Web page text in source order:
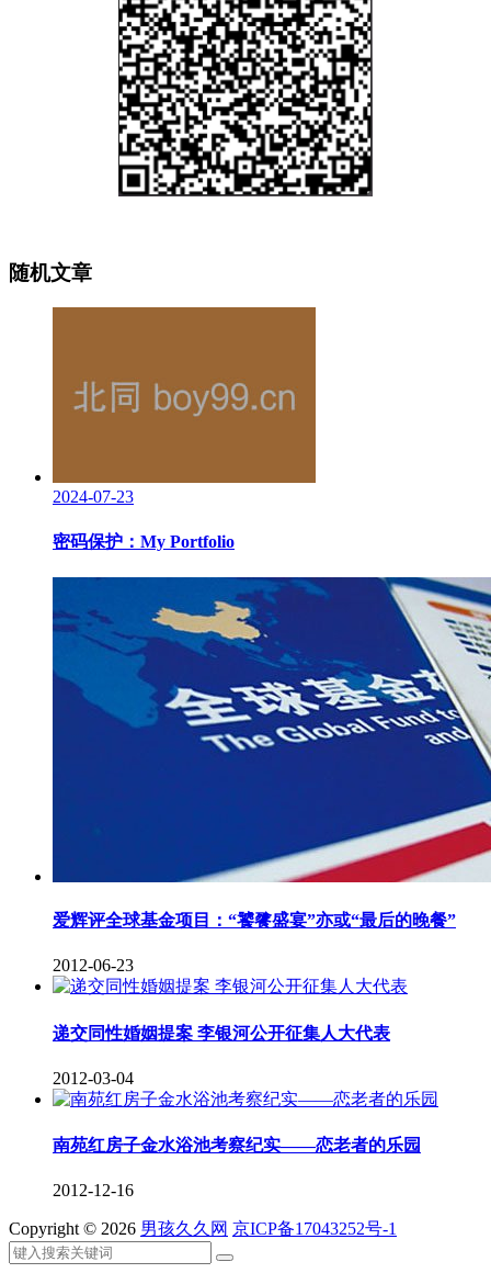
随机文章
2024-07-23
密码保护：My Portfolio
爱辉评全球基金项目：“饕餮盛宴”亦或“最后的晚餐”
2012-06-23
递交同性婚姻提案 李银河公开征集人大代表
2012-03-04
南苑红房子金水浴池考察纪实——恋老者的乐园
2012-12-16
Copyright © 2026 男孩久久网 京ICP备17043252号-1